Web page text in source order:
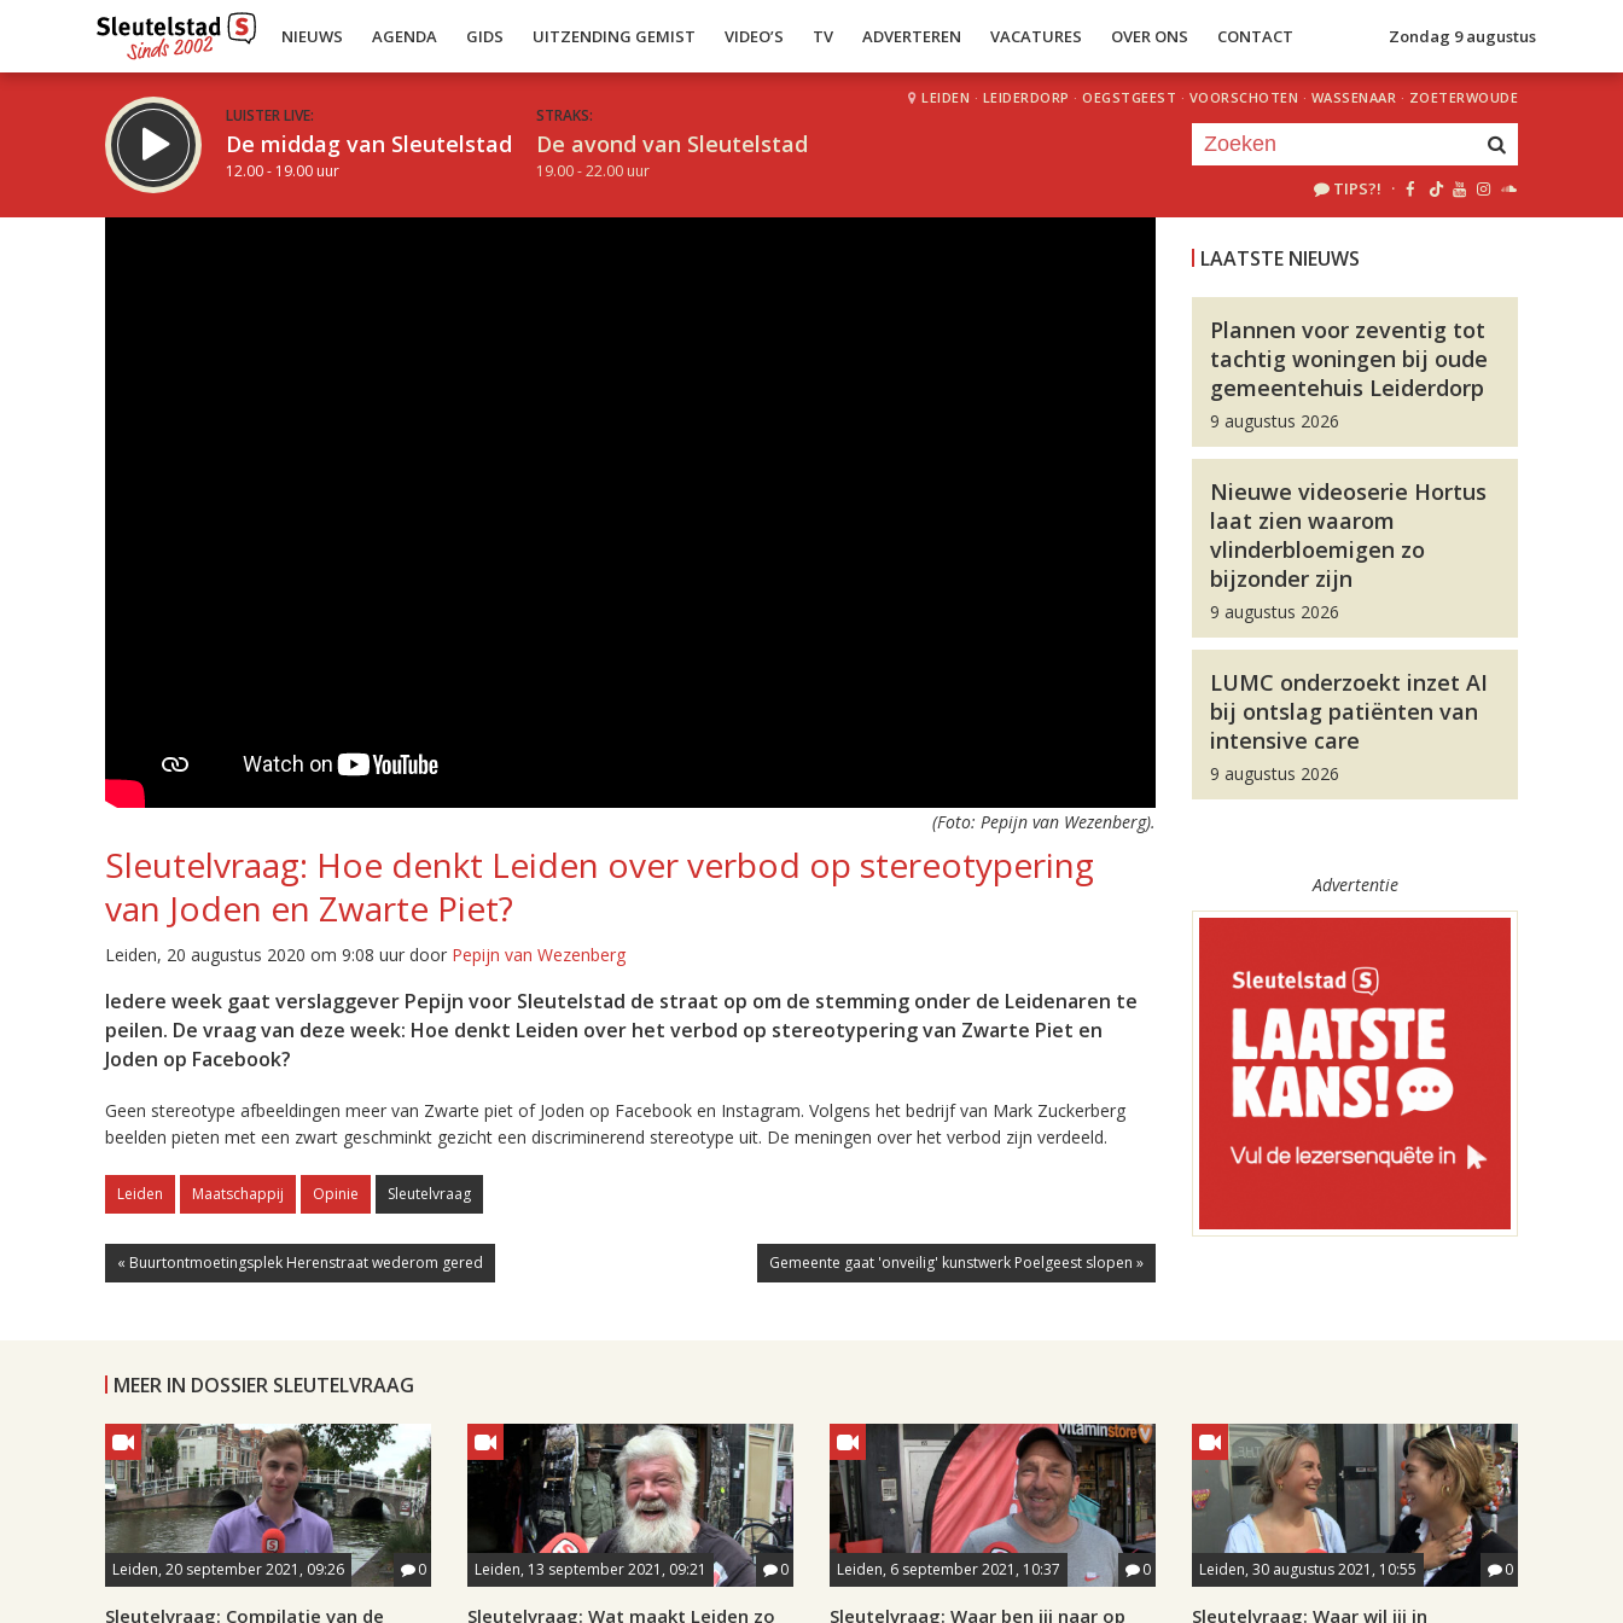
NIEUWS AGENDA GIDS UITZENDING GEMIST VIDEO’S TV ADVERTEREN VACATURES OVER ONS CONTACT Zondag 9 augustus
LUISTER LIVE:
De middag van Sleutelstad
12.00 - 19.00 uur
STRAKS:
De avond van Sleutelstad
19.00 - 22.00 uur
LEIDEN · LEIDERDORP · OEGSTGEEST · VOORSCHOTEN · WASSENAAR · ZOETERWOUDE
TIPS?! ·
(Foto: Pepijn van Wezenberg).
Sleutelvraag: Hoe denkt Leiden over verbod op stereotypering
van Joden en Zwarte Piet?
Leiden, 20 augustus 2020 om 9:08 uur door Pepijn van Wezenberg
Iedere week gaat verslaggever Pepijn voor Sleutelstad de straat op om de stemming onder de Leidenaren te
peilen. De vraag van deze week: Hoe denkt Leiden over het verbod op stereotypering van Zwarte Piet en
Joden op Facebook?
Geen stereotype afbeeldingen meer van Zwarte piet of Joden op Facebook en Instagram. Volgens het bedrijf van Mark Zuckerberg
beelden pieten met een zwart geschminkt gezicht een discriminerend stereotype uit. De meningen over het verbod zijn verdeeld.
Leiden Maatschappij Opinie Sleutelvraag
« Buurtontmoetingsplek Herenstraat wederom gered Gemeente gaat 'onveilig' kunstwerk Poelgeest slopen »
LAATSTE NIEUWS
Plannen voor zeventig tot
tachtig woningen bij oude
gemeentehuis Leiderdorp
9 augustus 2026
Nieuwe videoserie Hortus
laat zien waarom
vlinderbloemigen zo
bijzonder zijn
9 augustus 2026
LUMC onderzoekt inzet AI
bij ontslag patiënten van
intensive care
9 augustus 2026
Advertentie
MEER IN DOSSIER SLEUTELVRAAG
Leiden, 20 september 2021, 09:26 0
Sleutelvraag: Compilatie van de
Leiden, 13 september 2021, 09:21 0
Sleutelvraag: Wat maakt Leiden zo
Leiden, 6 september 2021, 10:37 0
Sleutelvraag: Waar ben jij naar op
Leiden, 30 augustus 2021, 10:55 0
Sleutelvraag: Waar wil jij in